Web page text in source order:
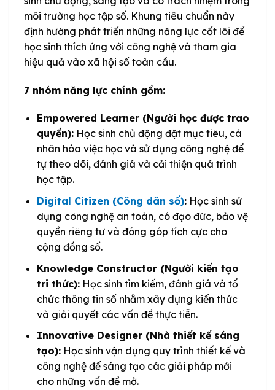
môi trường học tập số. Khung tiêu chuẩn này
định hướng phát triển những năng lực cốt lõi để
học sinh thích ứng với công nghệ và tham gia
hiệu quả vào xã hội số toàn cầu.
7 nhóm năng lực chính gồm:
Empowered Learner (Người học được trao
quyền):Học sinh chủ động đặt mục tiêu, cá
nhân hóa việc học và sử dụng công nghệ để
tự theo dõi, đánh giá và cải thiện quá trình
học tập.
Digital Citizen (Công dân số):Học sinh sử
dụng công nghệ an toàn, có đạo đức, bảo vệ
quyền riêng tư và đóng góp tích cực cho
cộng đồng số.
Knowledge Constructor (Người kiến tạo
tri thức):Học sinh tìm kiếm, đánh giá và tổ
chức thông tin số nhằm xây dựng kiến thức
và giải quyết các vấn đề thực tiễn.
Innovative Designer (Nhà thiết kế sáng
tạo):Học sinh vận dụng quy trình thiết kế và
công nghệ để sáng tạo các giải pháp mới
cho những vấn đề mở.